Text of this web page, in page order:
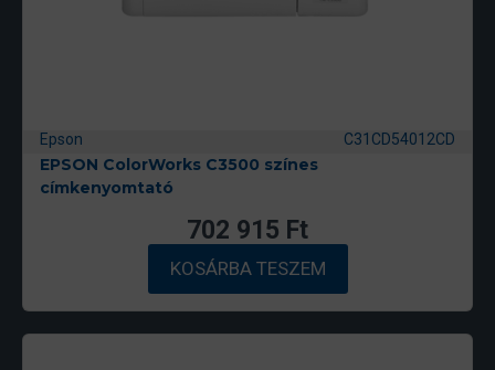
Epson C31CD54012CD
EPSON ColorWorks C3500 színes
címkenyomtató
702 915 Ft
KOSÁRBA TESZEM